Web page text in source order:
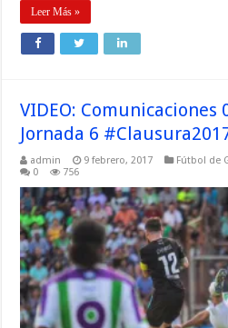
Leer Más »
VIDEO: Comunicaciones
Jornada 6
admin 9 febrero, 2017 Fútbol de
0
756